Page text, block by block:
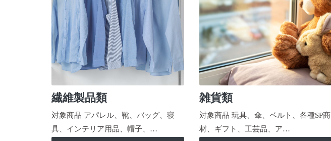
繊維製品類
対象商品 アパレル、靴、バッグ、寝
具、インテリア用品、帽子、…
雑貨類
対象商品 玩具、傘、ベルト、各種SP商
材、ギフト、工芸品、ア…